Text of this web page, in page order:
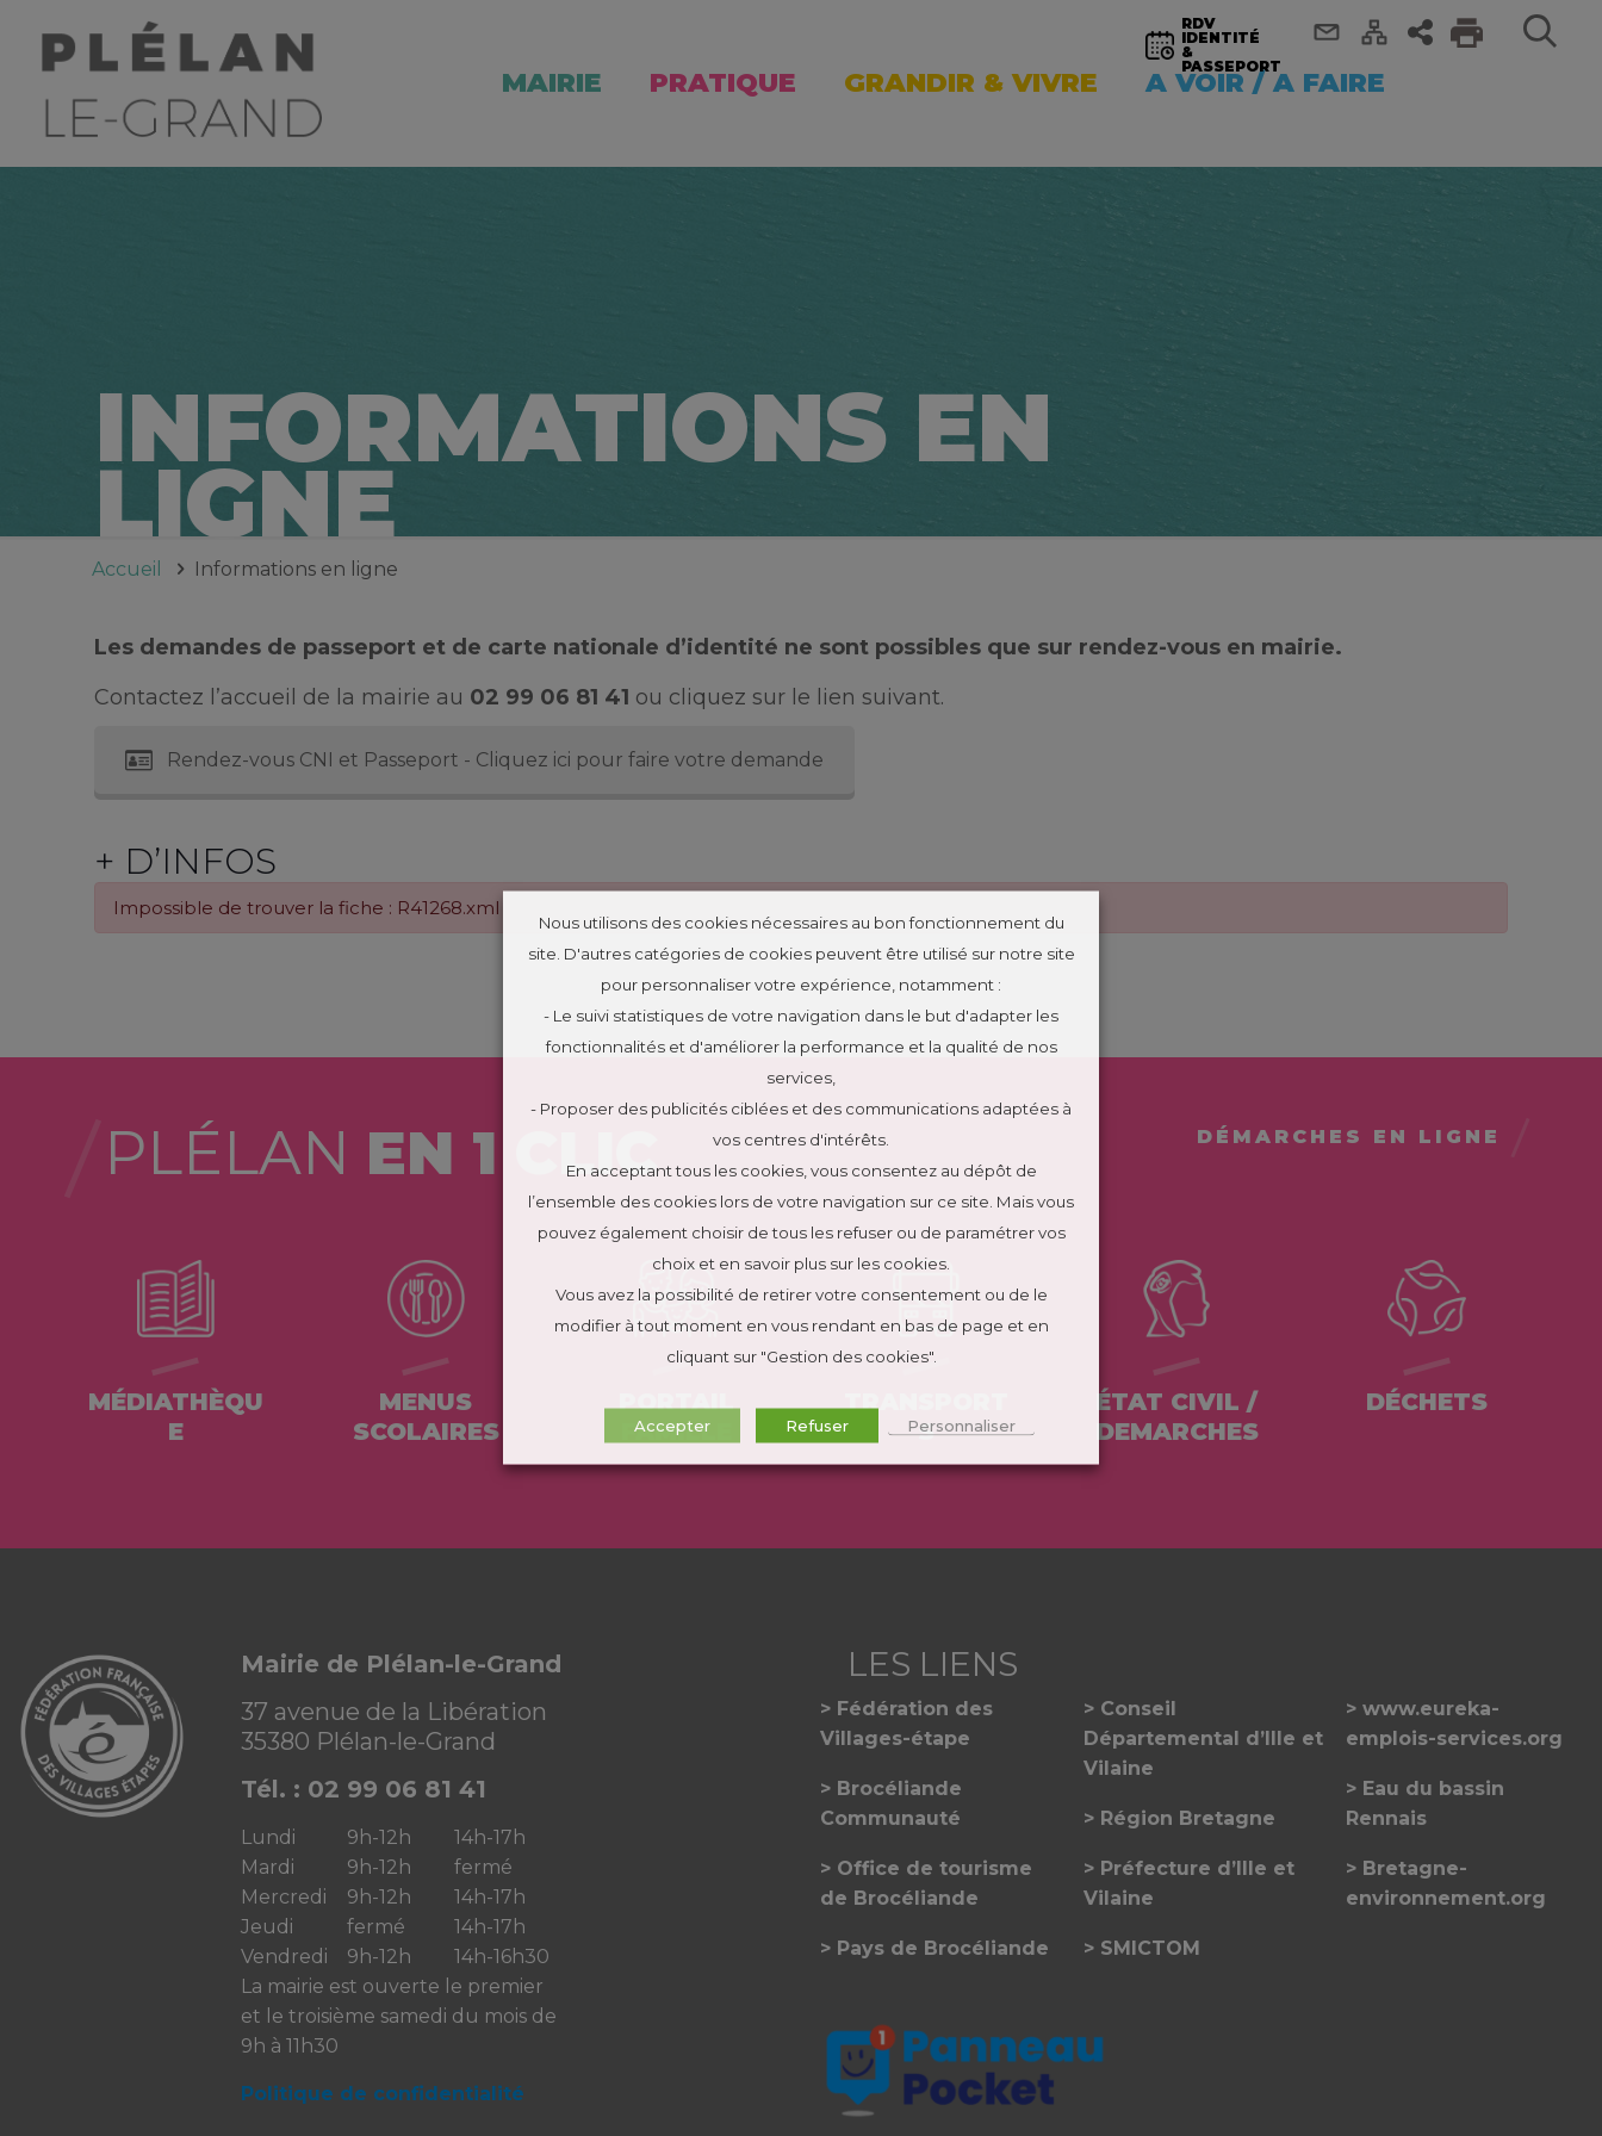
MAIRIE PRATIQUE GRANDIR & VIVRE A VOIR / A FAIRE
RDV
IDENTITÉ
&
PASSEPORT
INFORMATIONS EN
LIGNE
Accueil Informations en ligne
Les demandes de passeport et de carte nationale d’identité ne sont possibles que sur rendez-vous en mairie.
Contactez l’accueil de la mairie au 02 99 06 81 41 ou cliquez sur le lien suivant.
Rendez-vous CNI et Passeport - Cliquez ici pour faire votre demande
+ D’INFOS
Impossible de trouver la fiche : R41268.xml
PLÉLAN EN 1 CLIC DÉMARCHES EN LIGNE
MÉDIATHÈQU
E
MENUS
SCOLAIRES
PORTAIL
FAMILLE
TRANSPORT
S
ÉTAT CIVIL /
DEMARCHES
DÉCHETS
Mairie de Plélan-le-Grand
37 avenue de la Libération
35380 Plélan-le-Grand
Tél. : 02 99 06 81 41
Lundi 9h-12h
14h-17h
Mardi
9h-12h
fermé
Mercredi
9h-12h
14h-17h
Jeudi
fermé
14h-17h
Vendredi
9h-12h
14h-16h30
La mairie est ouverte le premier
et le troisième samedi du mois de
9h à 11h30
Politique de confidentialité
Fédération des
Villages-étape
Brocéliande
Communauté
Office de tourisme
de Brocéliande
Pays de Brocéliande
Conseil
Départemental d’Ille et
Vilaine
Région Bretagne
Préfecture d’Ille et
Vilaine
SMICTOM
www.eureka-
emplois-services.org
Eau du bassin
Rennais
Bretagne-
environnement.org
Nous utilisons des cookies nécessaires au bon fonctionnement du
site. D'autres catégories de cookies peuvent être utilisé sur notre site
pour personnaliser votre expérience, notamment :
- Le suivi statistiques de votre navigation dans le but d'adapter les
fonctionnalités et d'améliorer la performance et la qualité de nos
services,
- Proposer des publicités ciblées et des communications adaptées à
vos centres d'intérêts.
En acceptant tous les cookies, vous consentez au dépôt de
l’ensemble des cookies lors de votre navigation sur ce site. Mais vous
pouvez également choisir de tous les refuser ou de paramétrer vos
choix et en savoir plus sur les cookies.
Vous avez la possibilité de retirer votre consentement ou de le
modifier à tout moment en vous rendant en bas de page et en
cliquant sur "Gestion des cookies".
Accepter Refuser Personnaliser